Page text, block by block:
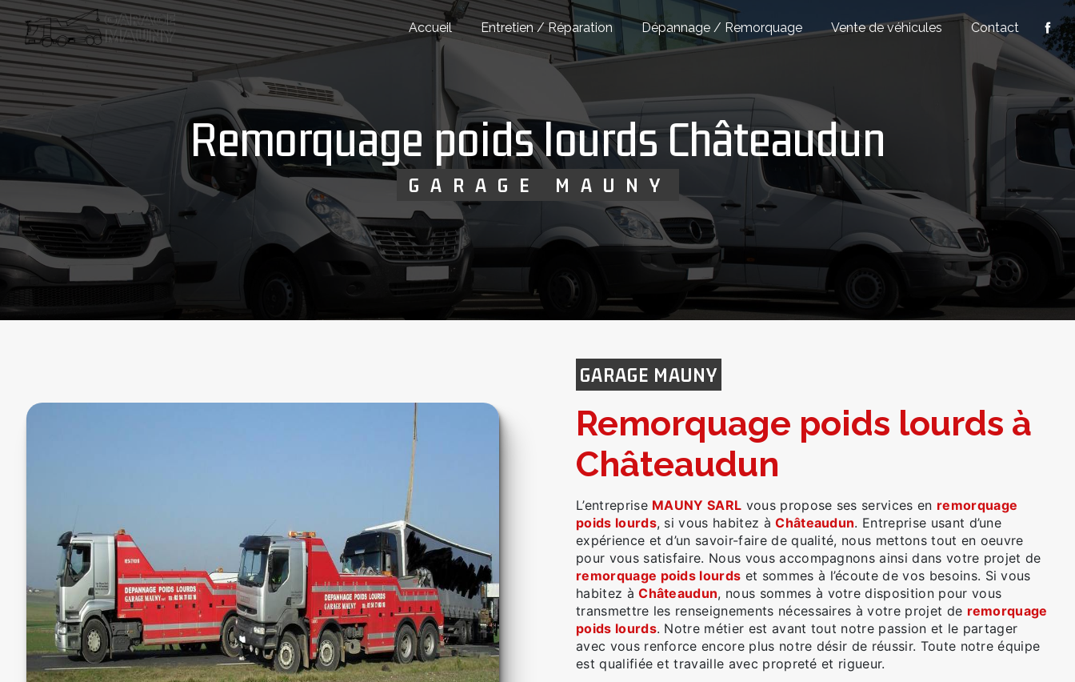
Accueil Entretien / Réparation Dépannage / Remorquage Vente de véhicules Contact
remorquage poids lourds Châteaudun
GARAGE MAUNY
GARAGE MAUNY
remorquage poids lourds à
Châteaudun
L’entreprise MAUNY SARL vous propose ses services en remorquage
poids lourds, si vous habitez àChâteaudun. Entreprise usant d’une
expérience et d’un savoir-faire de qualité, nous mettons tout en oeuvre
pour vous satisfaire. Nous vous accompagnons ainsi dans votre projet de
remorquage poids lourds et sommes à l’écoute de vos besoins. Si vous
habitez àChâteaudun, nous sommes à votre disposition pour vous
transmettre les renseignements nécessaires à votre projet de remorquage
poids lourds. Notre métier est avant tout notre passion et le partager
avec vous renforce encore plus notre désir de réussir. Toute notre équipe
est qualifiée et travaille avec propreté et rigueur.
Panneau de gestion des cookies